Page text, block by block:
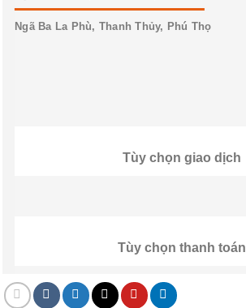
Ngã Ba La Phù, Thanh Thủy, Phú Thọ
Tùy chọn giao dịch
Tùy chọn thanh toán